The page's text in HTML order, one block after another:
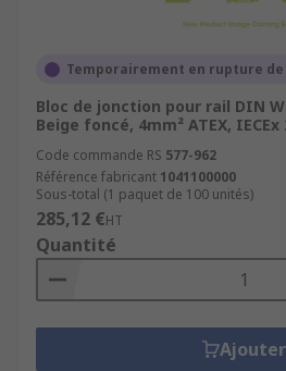
Temporairement en rupture
Bloc de jonction pour rail DIN
Beige foncé, 4mm² ATEX, IECEx
Code commande RS 577-962
Référence fabricant 1041100000
Sous-total (1 paquet de 100 unités)
285,12 €HT
Quantité
Ajouter